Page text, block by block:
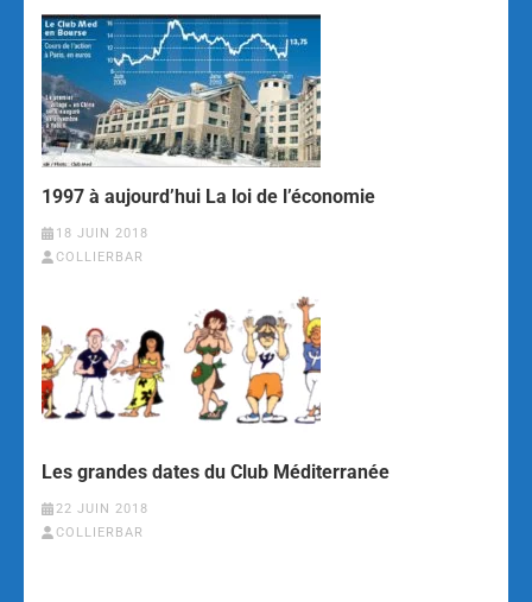
1997 à aujourd’hui La loi de l’économie
18 JUIN 2018
COLLIERBAR
Les grandes dates du Club Méditerranée
22 JUIN 2018
COLLIERBAR